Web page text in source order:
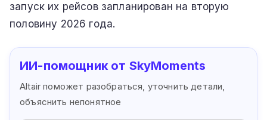
запуск их рейсов запланирован на вторую
половину 2026 года.
ИИ-помощник от SkyMoments
Altair поможет разобраться, уточнить детали,
объяснить непонятное